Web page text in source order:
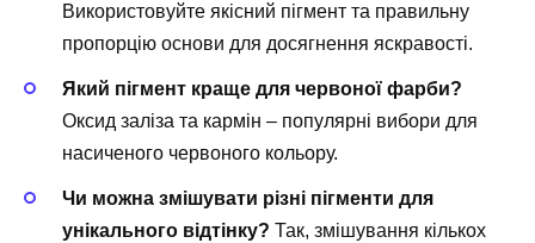
Використовуйте якісний пігмент та правильну
пропорцію основи для досягнення яскравості.
Який пігмент краще для червоної фарби?
Оксид заліза та кармін – популярні вибори для
насиченого червоного кольору.
Чи можна змішувати різні пігменти для
унікального відтінку? Так, змішування кількох